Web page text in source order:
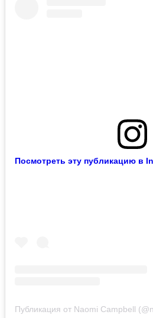
Посмотреть эту публикацию в
Публикация от Naomi Campbell